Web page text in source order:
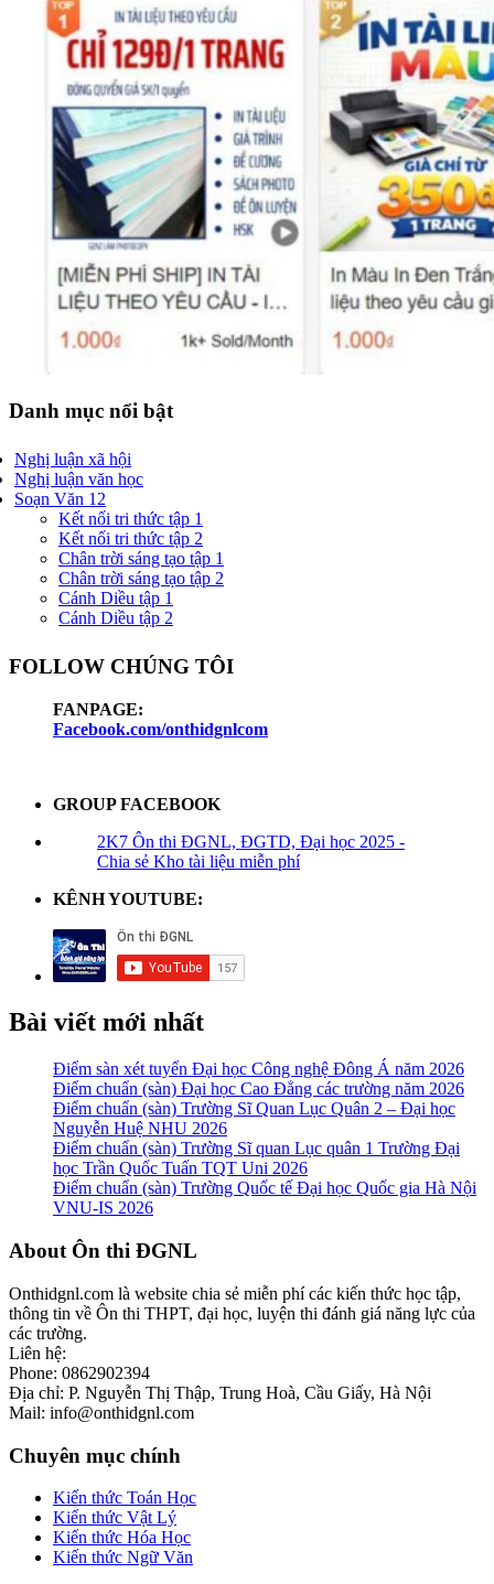
Danh mục nổi bật
Nghị luận xã hội
Nghị luận văn học
Soạn Văn 12
Kết nối tri thức tập 1
Kết nối tri thức tập 2
Chân trời sáng tạo tập 1
Chân trời sáng tạo tập 2
Cánh Diều tập 1
Cánh Diều tập 2
FOLLOW CHÚNG TÔI
FANPAGE:
Facebook.com/onthidgnlcom
GROUP FACEBOOK
2K7 Ôn thi ĐGNL, ĐGTD, Đại học 2025 -
Chia sẻ Kho tài liệu miễn phí
KÊNH YOUTUBE:
Bài viết mới nhất
Điểm sàn xét tuyển Đại học Công nghệ Đông Á năm 2026
Điểm chuẩn (sàn) Đại học Cao Đẳng các trường năm 2026
Điểm chuẩn (sàn) Trường Sĩ Quan Lục Quân 2 – Đại học
Nguyễn Huệ NHU 2026
Điểm chuẩn (sàn) Trường Sĩ quan Lục quân 1 Trường Đại
học Trần Quốc Tuấn TQT Uni 2026
Điểm chuẩn (sàn) Trường Quốc tế Đại học Quốc gia Hà Nội
VNU-IS 2026
Footer
About Ôn thi ĐGNL
Onthidgnl.com là website chia sẻ miễn phí các kiến thức học tập,
thông tin về Ôn thi THPT, đại học, luyện thi đánh giá năng lực của
các trường.
Liên hệ:
Phone: 0862902394
Địa chỉ: P. Nguyễn Thị Thập, Trung Hoà, Cầu Giấy, Hà Nội
Mail: info@onthidgnl.com
Chuyên mục chính
Kiến thức Toán Học
Kiến thức Vật Lý
Kiến thức Hóa Học
Kiến thức Ngữ Văn